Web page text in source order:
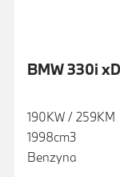
BMW 330i
190KW / 259KM
1998cm3
Benzyna